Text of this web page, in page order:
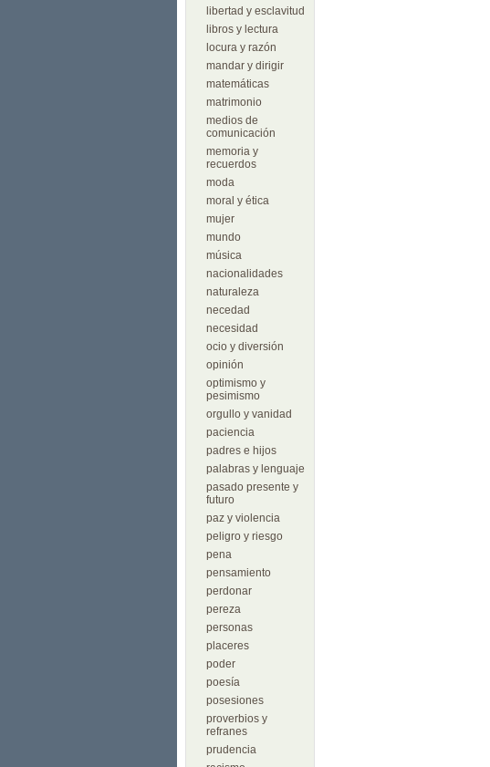
libertad y esclavitud
libros y lectura
locura y razón
mandar y dirigir
matemáticas
matrimonio
medios de
comunicación
memoria y
recuerdos
moda
moral y ética
mujer
mundo
música
nacionalidades
naturaleza
necedad
necesidad
ocio y diversión
opinión
optimismo y
pesimismo
orgullo y vanidad
paciencia
padres e hijos
palabras y lenguaje
pasado presente y
futuro
paz y violencia
peligro y riesgo
pena
pensamiento
perdonar
pereza
personas
placeres
poder
poesía
posesiones
proverbios y
refranes
prudencia